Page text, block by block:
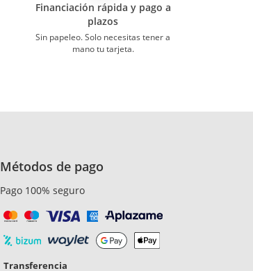
Financiación rápida y pago a
plazos
Sin papeleo. Solo necesitas tener a
mano tu tarjeta.
Métodos de pago
Pago 100% seguro
Transferencia